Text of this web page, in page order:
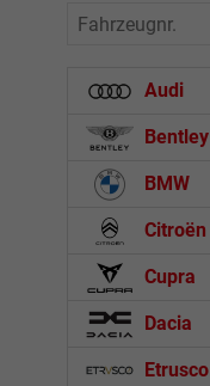
Fahrzeugnr.
Audi
Bentley
BMW
Citroën
Cupra
Dacia
Etrusco